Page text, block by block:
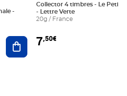
Ajouter au panier
Collector 4 timbres - Le Petit
- Lettre Verte
20g / France
7,50€